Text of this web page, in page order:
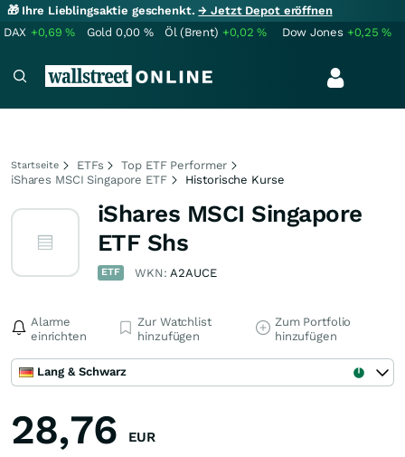
🎁 Ihre Lieblingsaktie geschenkt.→ Jetzt Depot eröffnen
DAX +0,69% Gold 0,00 % Öl (Brent) +0,02% Dow Jones +0,25%
Startseite ETFs
Top ETF Performer
iShares MSCI Singapore ETF
Historische Kurse
iShares MSCI Singapore
ETF Shs
ETF WKN:A2AUCE
Alarme
einrichten
Zur Watchlist
hinzufügen
Zum Portfolio
hinzufügen
Lang & Schwarz
28,76 EUR